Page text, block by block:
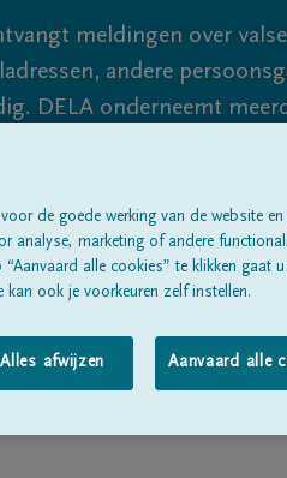
meldingen over
andere
DELA onderneemt
blijf waakzaam.
Alle rouwberichten Over ons
de goede werking van de website en
analyse, marketing of andere
alle cookies” te klikken gaat
ook je voorkeuren zelf instellen.
Alles afwijzen Aanvaard alle